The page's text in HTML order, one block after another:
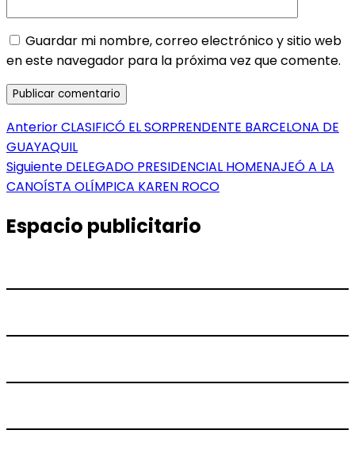
Guardar mi nombre, correo electrónico y sitio web
en este navegador para la próxima vez que comente.
Navegación
de
entradas
AnteriorEntrada
anterior:
CLASIFICÓ EL SORPRENDENTE BARCELONA DE
GUAYAQUIL
Siguiente Entrada
siguiente:
DELEGADO PRESIDENCIAL HOMENAJEÓ A LA
CANOÍSTA OLÍMPICA KAREN ROCO
Espacio publicitario